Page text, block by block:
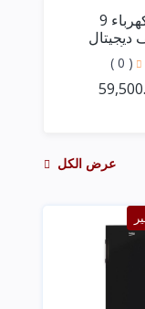
فرن كهرباء 9
ديجيتال
أسود مع
توزيع
( 0 )
عرض الكل